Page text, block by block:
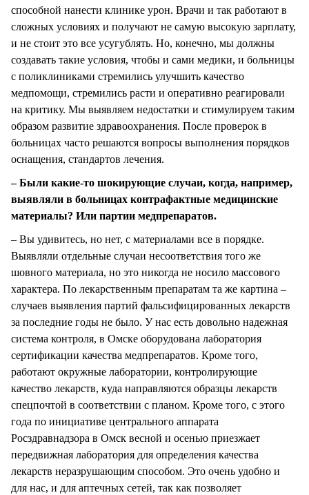
способной нанести клинике урон. Врачи и так работают в
сложных условиях и получают не самую высокую зарплату,
и не стоит это все усугублять. Но, конечно, мы должны
создавать такие условия, чтобы и сами медики, и больницы
с поликлиниками стремились улучшить качество
медпомощи, стремились расти и оперативно реагировали
на критику. Мы выявляем недостатки и стимулируем таким
образом развитие здравоохранения. После проверок в
больницах часто решаются вопросы выполнения порядков
оснащения, стандартов лечения.
– Были какие-то шокирующие случаи, когда, например,
выявляли в больницах контрафактные медицинские
материалы? Или партии медпрепаратов.
– Вы удивитесь, но нет, с материалами все в порядке.
Выявляли отдельные случаи несоответствия того же
шовного материала, но это никогда не носило массового
характера. По лекарственным препаратам та же картина –
случаев выявления партий фальсифицированных лекарств
за последние годы не было. У нас есть довольно надежная
система контроля, в Омске оборудована лаборатория
сертификации качества медпрепаратов. Кроме того,
работают окружные лаборатории, контролирующие
качество лекарств, куда направляются образцы лекарств
спецпочтой в соответствии с планом. Кроме того, с этого
года по инициативе центрального аппарата
Росздравнадзора в Омск весной и осенью приезжает
передвижная лаборатория для определения качества
лекарств неразрушающим способом. Это очень удобно и
для нас, и для аптечных сетей, так как позволяет